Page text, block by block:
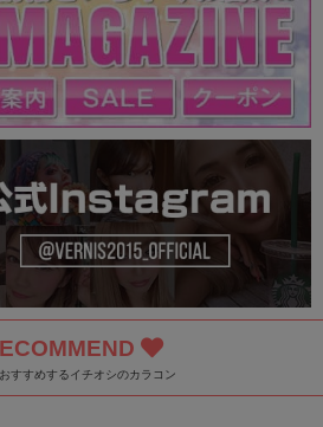
すすめするイチオシのカラコン